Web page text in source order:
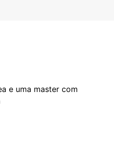
e uma master com